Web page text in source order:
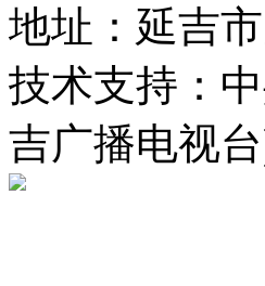
地址：延吉
技术支持：
吉广播电视